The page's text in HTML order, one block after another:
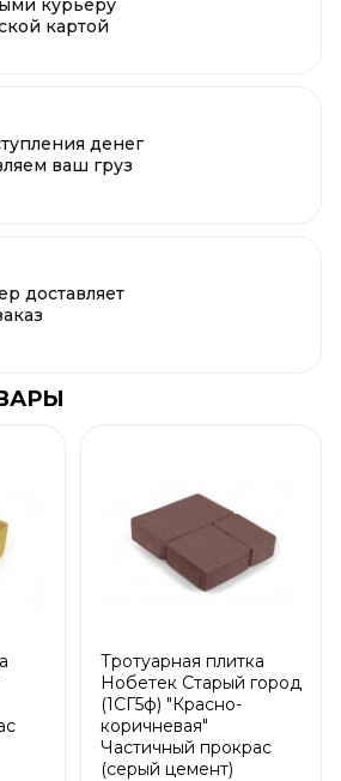
курьеру
картой
денег
ваш груз
доставляет
Тротуарная плитка
Нобетек Старый город
(1СГ5ф) "Красно-
коричневая"
Частичный прокрас
(серый цемент)